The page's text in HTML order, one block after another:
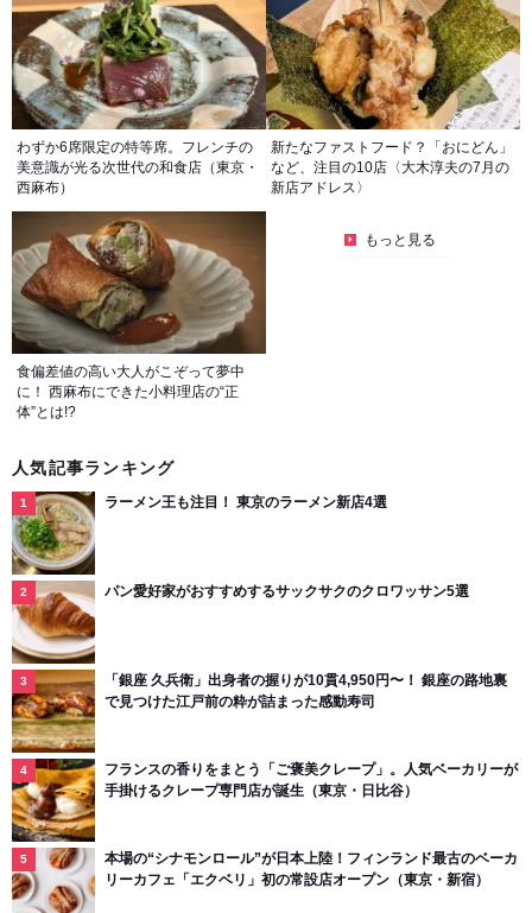
わずか6席限定の特等席。フレンチの
美意識が光る次世代の和食店（東京・
西麻布）
新たなファストフード？「おにどん」
など、注目の10店〈大木淳夫の7月の
新店アドレス〉
食偏差値の高い大人がこぞって夢中
に！ 西麻布にできた小料理店の“正
体”とは!?
もっと見る
人気記事ランキング
ラーメン王も注目！ 東京のラーメン新店4選
パン愛好家がおすすめするサックサクのクロワッサン5選
「銀座 久兵衛」出身者の握りが10貫4,950円〜！ 銀座の路地裏
で見つけた江戸前の粋が詰まった感動寿司
フランスの香りをまとう「ご褒美クレープ」。人気ベーカリーが
手掛けるクレープ専門店が誕生（東京・日比谷）
本場の“シナモンロール”が日本上陸！フィンランド最古のベーカ
リーカフェ「エクベリ」初の常設店オープン（東京・新宿）